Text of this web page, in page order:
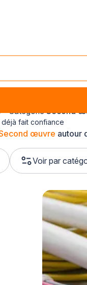
œuvre autour
Voir par
- CatégorieSecond
fait confiance